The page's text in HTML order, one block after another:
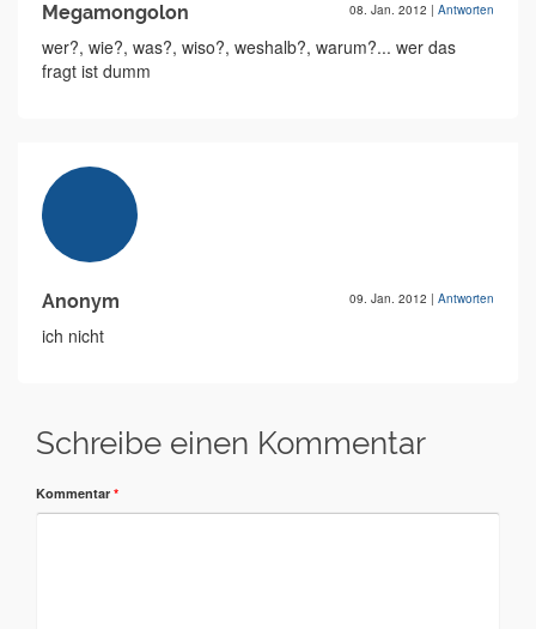
Megamongolon 08. Jan. 2012 | Antworten
wer?, wie?, was?, wiso?, weshalb?, warum?... wer das
fragt ist dumm
Anonym 09. Jan. 2012 | Antworten
ich nicht
Schreibe einen Kommentar
Kommentar *